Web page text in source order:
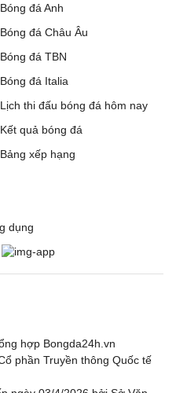
Bóng đá Anh
Bóng đá Châu Âu
Bóng đá TBN
Bóng đá Italia
Lịch thi đấu bóng đá hôm nay
Kết quả bóng đá
Bảng xếp hạng
dụng
hợp Bongda24h.vn
phần Truyền thông Quốc tế